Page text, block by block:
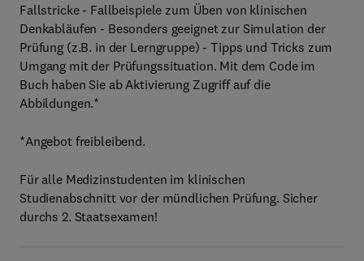
Fallstricke - Fallbeispiele zum Üben von klinischen
Denkabläufen - Besonders geeignet zur Simulation der
Prüfung (z.B. in der Lerngruppe) - Tipps und Tricks zum
Umgang mit der Prüfungssituation. Mit dem Code im
Buch haben Sie ab Aktivierung Zugriff auf die
Abbildungen.*
*Angebot freibleibend.
Für alle Medizinstudenten im klinischen
Studienabschnitt vor der mündlichen Prüfung. Sicher
durchs 2. Staatsexamen!